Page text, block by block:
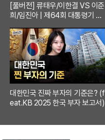
[풀버전] 류태우/이한결 VS 이준
희/임진아 | 제64회 대통령기 종
7.22 방송)
대한민국 진짜 부자의 기준은? (f
eat.KB 2025 한국 부자 보고서)